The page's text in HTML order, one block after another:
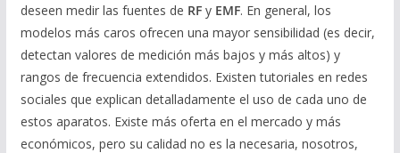
deseen medir las fuentes de RF y EMF. En general, los
modelos más caros ofrecen una mayor sensibilidad (es decir,
detectan valores de medición más bajos y más altos) y
rangos de frecuencia extendidos. Existen tutoriales en redes
sociales que explican detalladamente el uso de cada uno de
estos aparatos. Existe más oferta en el mercado y más
económicos, pero su calidad no es la necesaria, nosotros,